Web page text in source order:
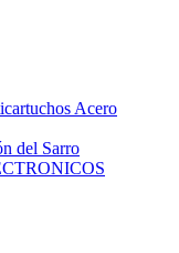
Acero
del Sarro